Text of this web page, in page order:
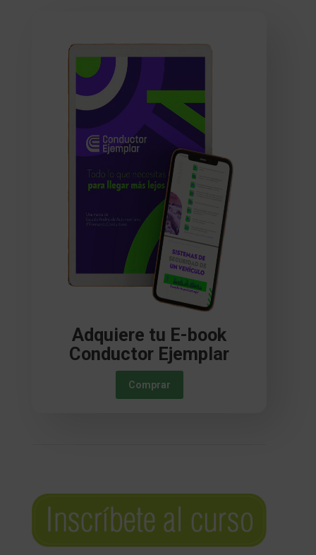
Adquiere tu E-book
Conductor Ejemplar
Comprar